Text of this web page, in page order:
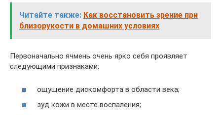
Читайте также: Как восстановить зрение при
близорукости в домашних условиях
Первоначально ячмень очень ярко себя проявляет
следующими признаками:
ощущение дискомфорта в области века;
зуд кожи в месте воспаления;